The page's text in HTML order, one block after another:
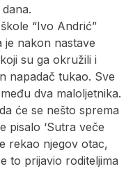
“Ivo Andrić”
je nakon nastave
su ga okružili i
napadač tukao. Sve
dva maloljetnika.
će se nešto sprema
pisalo ‘Sutra veče
rekao njegov otac,
to prijavio roditeljima